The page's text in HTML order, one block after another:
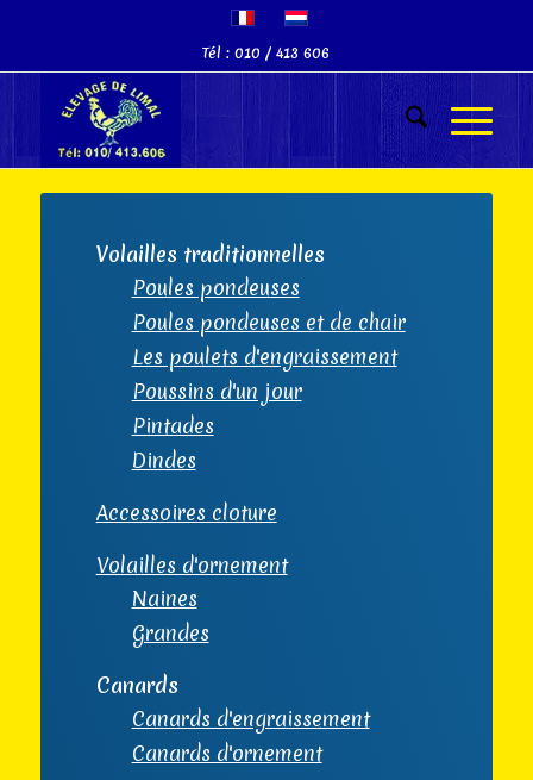
Tél : 010 / 413 606
Volailles traditionnelles
Poules pondeuses
Poules pondeuses et de chair
Les poulets d'engraissement
Poussins d'un jour
Pintades
Dindes
Accessoires cloture
Volailles d'ornement
Naines
Grandes
Canards
Canards d'engraissement
Canards d'ornement